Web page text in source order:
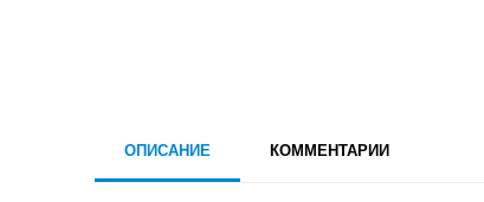
ОПИСАНИЕ КОММЕНТАРИИ